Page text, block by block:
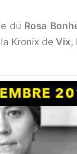
du Rosa
Kronix de Vix,